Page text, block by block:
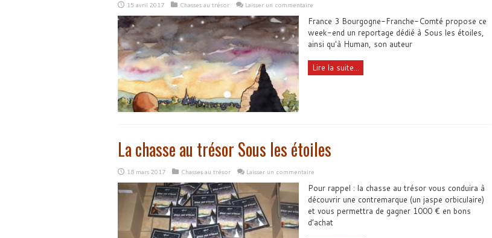
15 avril 2017 Chasses au trésor Laisser un commentaire
France 3 Bourgogne-Franche-Comté propose ce
week-end un reportage dédié à Sous les étoiles,
ainsi qu'à Human, son auteur
Lire la suite...
La chasse au trésor Sous les étoiles
18 mars 2017 Chasses au trésor Laisser un commentaire
Pour rappel : la chasse au trésor vous conduira à
découvrir une contremarque (un jaspe orbiculaire)
et vous permettra de gagner 1000 € en bons
d’achat